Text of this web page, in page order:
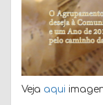
Veja aqui